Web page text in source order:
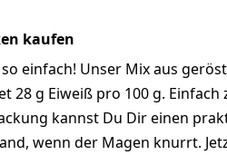
kaufen
einfach! Unser Mix aus
28 g Eiweiß pro 100 g.
kannst Du Dir einen
wenn der Magen knurrt.